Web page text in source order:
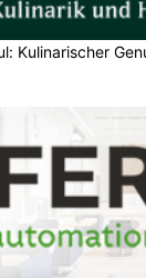
Kulinarischer